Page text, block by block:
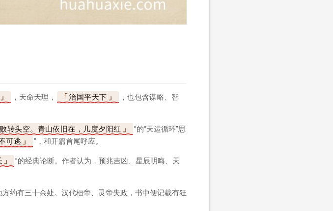
，天命天理， 治国平天下
，也包含谋略、智
转头空。青山依旧在，几度夕阳红
”的“天运循环”思
可逃 ”，和开篇首尾呼应。
”的经典论断。作者认为，预兆吉凶、星辰明晦、天
约有三十余处。汉代桓帝、灵帝失政，书中便记载有狂